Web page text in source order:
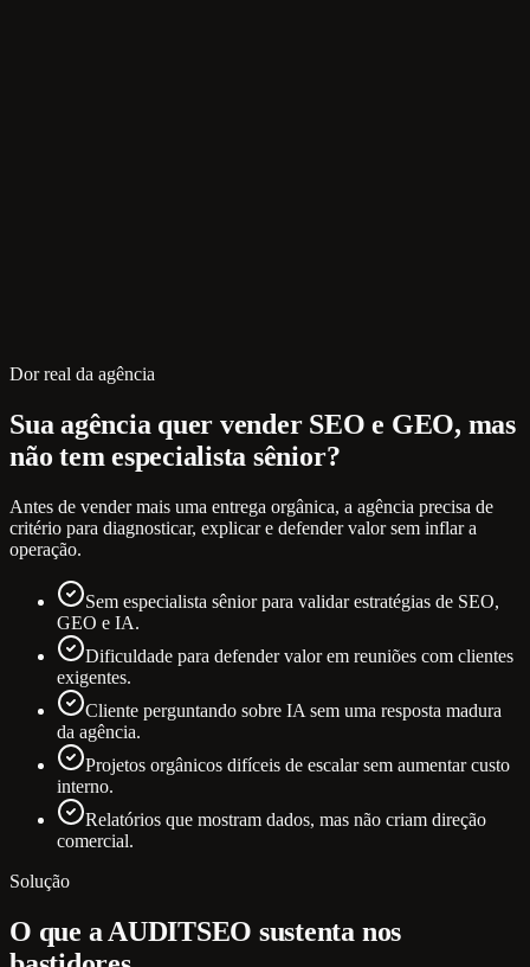
Dor real da agência
Sua agência quer vender SEO e GEO, mas
não tem especialista sênior?
Antes de vender mais uma entrega orgânica, a agência precisa de
critério para diagnosticar, explicar e defender valor sem inflar a
operação.
Sem especialista sênior para validar estratégias de SEO,
GEO e IA.
Dificuldade para defender valor em reuniões com clientes
exigentes.
Cliente perguntando sobre IA sem uma resposta madura
da agência.
Projetos orgânicos difíceis de escalar sem aumentar custo
interno.
Relatórios que mostram dados, mas não criam direção
comercial.
Solução
O que a AUDITSEO sustenta nos